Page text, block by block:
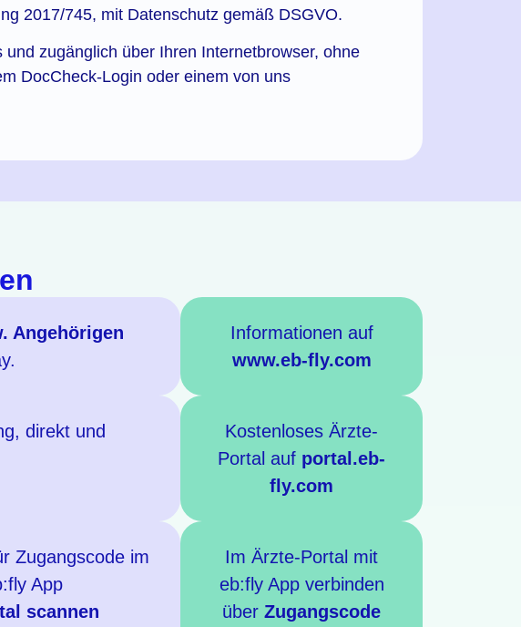
2017/745, mit Datenschutz gemäß DSGVO.
zugänglich über Ihren Internetbrowser, ohne
DocCheck-Login oder einem von uns
Angehörigen
Informationen auf
www.eb-fly.com
direkt und
Kostenloses Ärzte-
Portal auf portal.eb-
fly.com
Zugangscode im
App
scannen
Im Ärzte-Portal mit
eb:fly App verbinden
überZugangscode